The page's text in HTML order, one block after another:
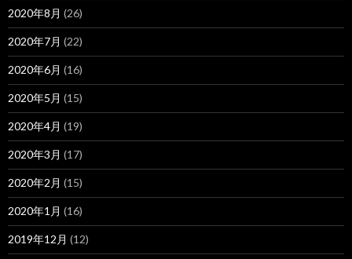
2020年8月 (26)
2020年7月 (22)
2020年6月 (16)
2020年5月 (15)
2020年4月 (19)
2020年3月 (17)
2020年2月 (15)
2020年1月 (16)
2019年12月 (12)